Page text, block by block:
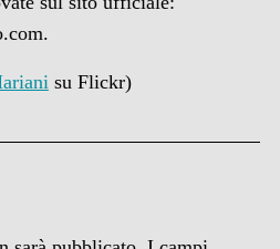
su Flickr)